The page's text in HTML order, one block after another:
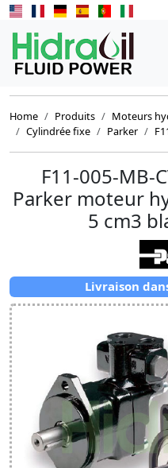
Home Produits Moteurs
Cylindrée fixe
Parker
F11-005-MB-
Parker moteur
5 cm3
Livraison